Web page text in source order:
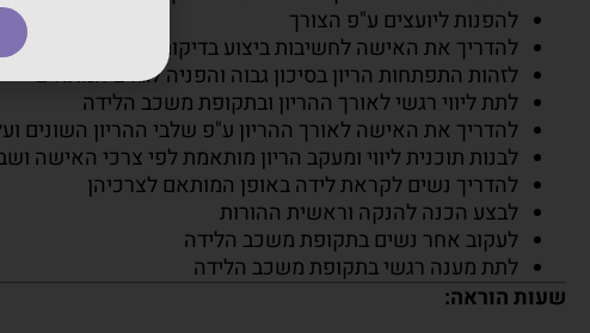
להפנות ליועצים ע"פ הצורך
להדריך את האישה לחשיבות ביצוע בדיקות לאורך ההריון,
לזהות התפתחות הריון בסיכון גבוה והפניה לגורם המתאים
לתת ליווי רגשי לאורך ההריון ובתקופת משכב הלידה
להדריך את האישה לאורך ההריון ע"פ שלבי ההריון השונים
לבנות תוכנית ליווי ומעקב הריון מותאמת לפי צרכי האישה
להדריך נשים לקראת לידה באופן המותאם לצרכיהן
לבצע הכנה להנקה וראשית ההורות
לעקוב אחר נשים בתקופת משכב הלידה
לתת מענה רגשי בתקופת משכב הלידה
שעות הוראה: